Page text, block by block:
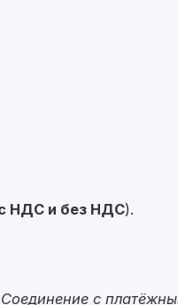
НДС и без НДС).
с